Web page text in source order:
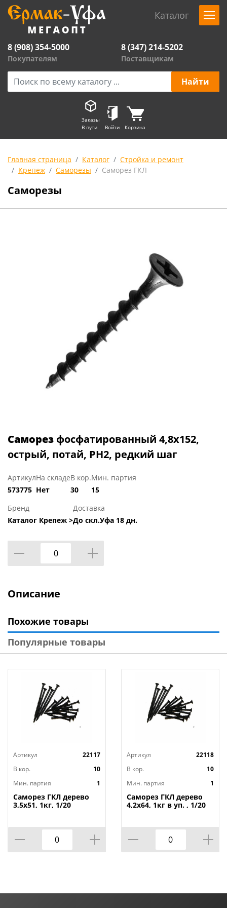
Каталог
8 (908) 354-5000
Покупателям
8 (347) 214-5202
Поставщикам
Заказы
В пути
Войти Корзина
Главная страница Каталог
Стройка и ремонт
Крепеж
Саморезы Саморез ГКЛ
Саморезы
Саморез фосфатированный 4,8х152,
острый, потай, PH2, редкий шаг
Артикул
573775
На складе
Нет
В кор.
30
Мин. партия
15
Бренд
Каталог Крепеж >
Доставка
До скл.Уфа 18 дн.
Описание
Похожие товары
Популярные товары
Артикул
22117
В кор.
10
Мин. партия
1
Саморез ГКЛ дерево
3,5х51, 1кг, 1/20
Артикул
22118
В кор.
10
Мин. партия
1
Саморез ГКЛ дерево
4,2х64, 1кг в уп. , 1/20